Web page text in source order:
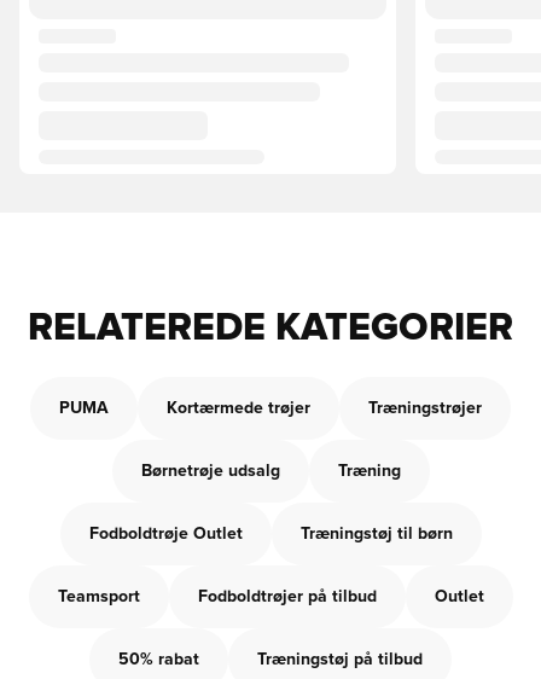
RELATEREDE KATEGORIER
PUMA Kortærmede trøjer Træningstrøjer
Børnetrøje udsalg Træning
Fodboldtrøje Outlet Træningstøj til børn
Teamsport Fodboldtrøjer på tilbud Outlet
50% rabat Træningstøj på tilbud